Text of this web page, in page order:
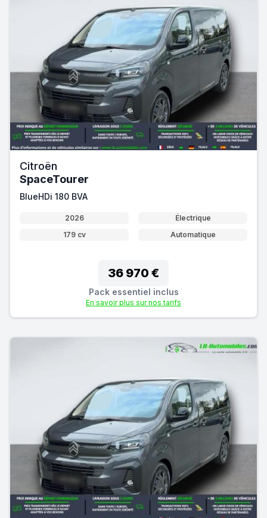
Citroën
SpaceTourer
BlueHDi 180 BVA
2026
Électrique
179 cv
Automatique
36 970 €
Pack essentiel inclus
En savoir plus sur nos tarifs